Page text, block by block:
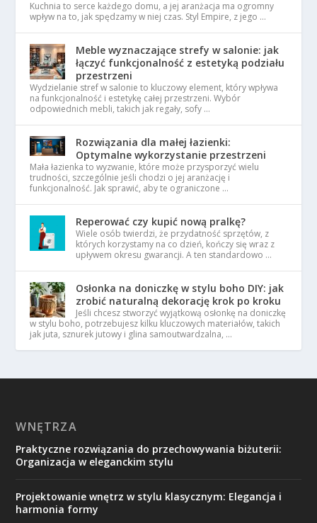
Kuchnia to serce każdego domu, a jej aranżacja ma ogromny
wpływ na to, jak spędzamy w niej czas. Styl Empire, z jego …
Meble wyznaczające strefy w salonie: jak
łączyć funkcjonalność z estetyką podziału
przestrzeni
Wydzielanie stref w salonie to kluczowy element, który wpływa
na funkcjonalność i estetykę całej przestrzeni. Wybór
odpowiednich mebli, takich jak regały, sofy …
Rozwiązania dla małej łazienki:
Optymalne wykorzystanie przestrzeni
Mała łazienka to wyzwanie, które może przysporzyć wielu
trudności, szczególnie jeśli chodzi o jej aranżację i
funkcjonalność. Jak sprawić, aby te ograniczone …
Reperować czy kupić nową pralkę?
Wiele osób twierdzi, że przydatność sprzętów, z
których korzystamy na co dzień, kończy się wraz z
upływem okresu gwarancji. A ten standardowo …
Osłonka na doniczkę w stylu boho DIY: jak
zrobić naturalną dekorację krok po kroku
Jeśli chcesz stworzyć wyjątkową osłonkę na doniczkę
w stylu boho, potrzebujesz kilku kluczowych materiałów, takich
jak juta, sznurek jutowy i glina samoutwardzalna, …
WNĘTRZA
Praktyczne rozwiązania do przechowywania biżuterii:
Organizacja w eleganckim stylu
Projektowanie wnętrz w stylu klasycznym: Elegancja i
harmonia formy